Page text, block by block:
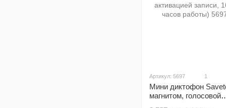
Артикул: 5697 1
Мини диктофон
магнитом, голосовой